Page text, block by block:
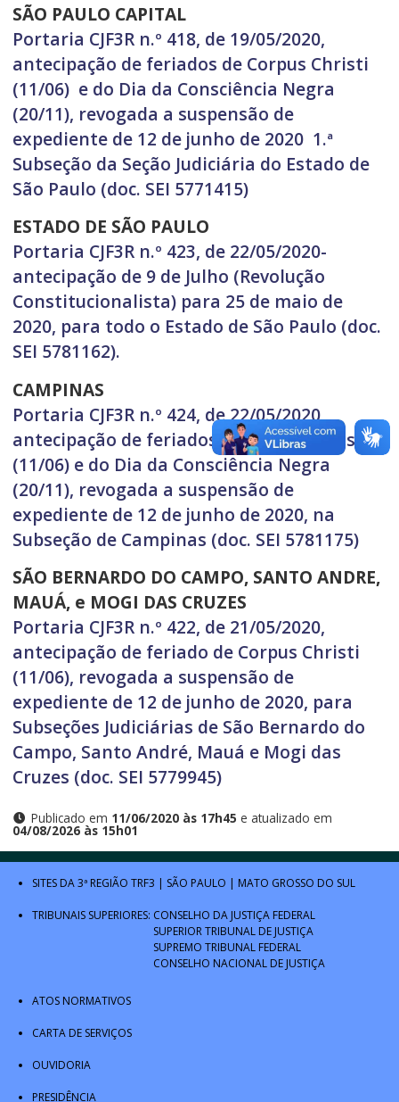
SÃO PAULO CAPITAL
Portaria CJF3R n.º 418, de 19/05/2020,
antecipação de feriados de Corpus Christi
(11/06) e do Dia da Consciência Negra
(20/11), revogada a suspensão de
expediente de 12 de junho de 2020 1.ª
Subseção da Seção Judiciária do Estado de
São Paulo (doc. SEI 5771415)
ESTADO DE SÃO PAULO
Portaria CJF3R n.º 423, de 22/05/2020-
antecipação de 9 de Julho (Revolução
Constitucionalista) para 25 de maio de
2020, para todo o Estado de São Paulo (doc.
SEI 5781162).
CAMPINAS
Portaria CJF3R n.º 424, de 22/05/2020,
antecipação de feriados de Corpus Christi
(11/06) e do Dia da Consciência Negra
(20/11), revogada a suspensão de
expediente de 12 de junho de 2020, na
Subseção de Campinas (doc. SEI 5781175)
SÃO BERNARDO DO CAMPO, SANTO ANDRE,
MAUÁ, e MOGI DAS CRUZES
Portaria CJF3R n.º 422, de 21/05/2020,
antecipação de feriado de Corpus Christi
(11/06), revogada a suspensão de
expediente de 12 de junho de 2020, para
Subseções Judiciárias de São Bernardo do
Campo, Santo André, Mauá e Mogi das
Cruzes (doc. SEI 5779945)
Publicado em 11/06/2020 às 17h45 e atualizado em
04/08/2026 às 15h01
SITES DA 3ª REGIÃO TRF3 | SÃO PAULO | MATO GROSSO DO SUL
TRIBUNAIS SUPERIORES: CONSELHO DA JUSTIÇA FEDERAL
SUPERIOR TRIBUNAL DE JUSTIÇA
SUPREMO TRIBUNAL FEDERAL
CONSELHO NACIONAL DE JUSTIÇA
ATOS NORMATIVOS
CARTA DE SERVIÇOS
OUVIDORIA
PRESIDÊNCIA